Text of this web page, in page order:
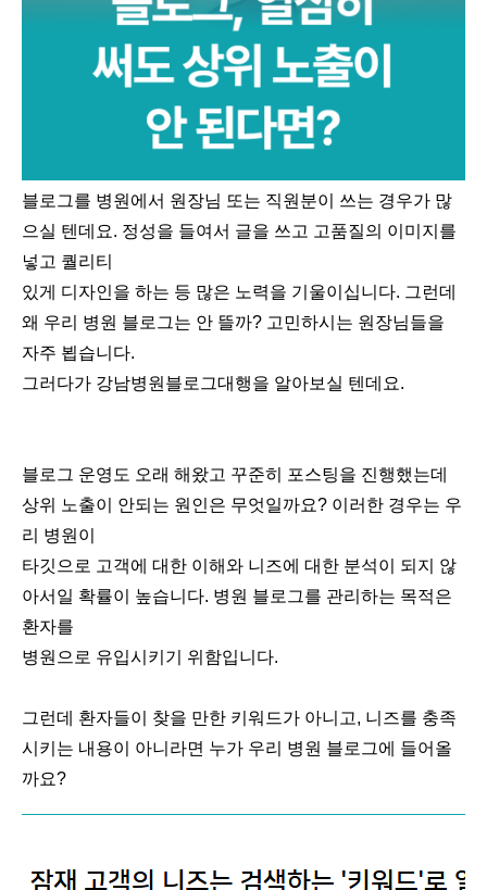
블로그를 병원에서 원장님 또는 직원분이 쓰는 경우가 많
으실 텐데요. 정성을 들여서 글을 쓰고 고품질의 이미지를
넣고 퀄리티
있게 디자인을 하는 등 많은 노력을 기울이십니다. 그런데
왜 우리 병원 블로그는 안 뜰까? 고민하시는 원장님들을
자주 뵙습니다.
그러다가 강남병원블로그대행을 알아보실 텐데요.
블로그 운영도 오래 해왔고 꾸준히 포스팅을 진행했는데
상위 노출이 안되는 원인은 무엇일까요? 이러한 경우는 우
리 병원이
타깃으로 고객에 대한 이해와 니즈에 대한 분석이 되지 않
아서일 확률이 높습니다. 병원 블로그를 관리하는 목적은
환자를
병원으로 유입시키기 위함입니다.
그런데 환자들이 찾을 만한 키워드가 아니고, 니즈를 충족
시키는 내용이 아니라면 누가 우리 병원 블로그에 들어올
까요?